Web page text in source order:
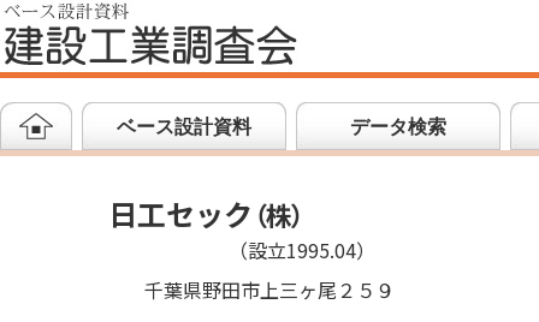
ベース設計資料 データ検索
日工セック（株）
（設立1995.04）
千葉県野田市上三ヶ尾２５９